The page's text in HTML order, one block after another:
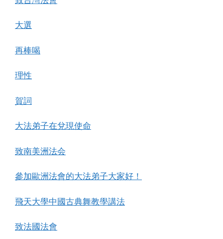
大選
再棒喝
理性
賀詞
大法弟子在兌現使命
致南美洲法会
參加歐洲法會的大法弟子大家好！
飛天大學中國古典舞教學講法
致法國法會